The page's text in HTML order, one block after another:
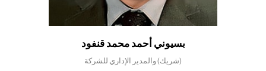
بسيوني أحمد محمد قنفود
(شريك) والمدير الإداري للشركة